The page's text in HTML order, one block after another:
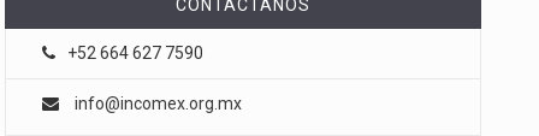
CONTÁCTANOS
+52 664 627 7590
info@incomex.org.mx